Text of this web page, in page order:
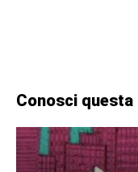
Conosci questa